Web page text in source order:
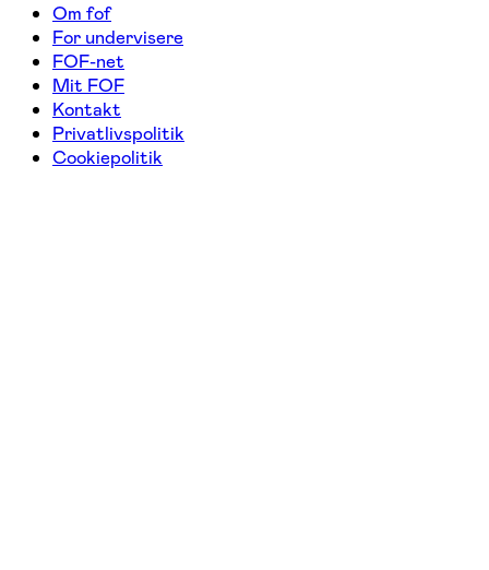
Om fof
For undervisere
FOF-net
Mit FOF
Kontakt
Privatlivspolitik
Cookiepolitik